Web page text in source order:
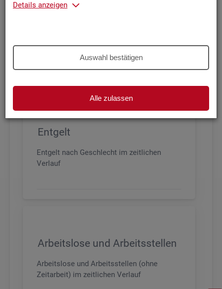
Details anzeigen
Auswahl bestätigen
Alle zulassen
Arbeitszeit und Anforderungsniveau, sowie
den wichtigsten Branchen
Entgelt
Entgelt nach Geschlecht im zeitlichen
Verlauf
Arbeitslose und Arbeitsstellen
Arbeitslose und Arbeitsstellen (ohne
Zeitarbeit) im zeitlichen Verlauf